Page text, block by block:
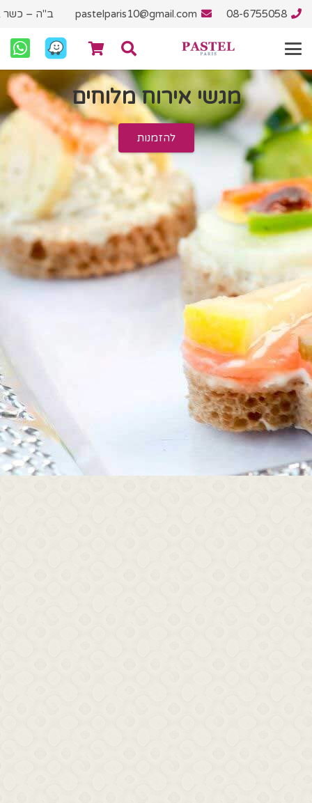
08-6755058
pastelparis10@gmail.com ב"ה – כשר
קייטרינ
להזמנות